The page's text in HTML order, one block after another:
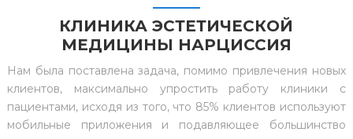
КЛИНИКА ЭСТЕТИЧЕСКОЙ
МЕДИЦИНЫ НАРЦИССИЯ
Нам была поставлена задача, помимо привлечения новых
клиентов, максимально упростить работу клиники с
пациентами, исходя из того, что 85% клиентов используют
мобильные приложения и подавляющее большинство